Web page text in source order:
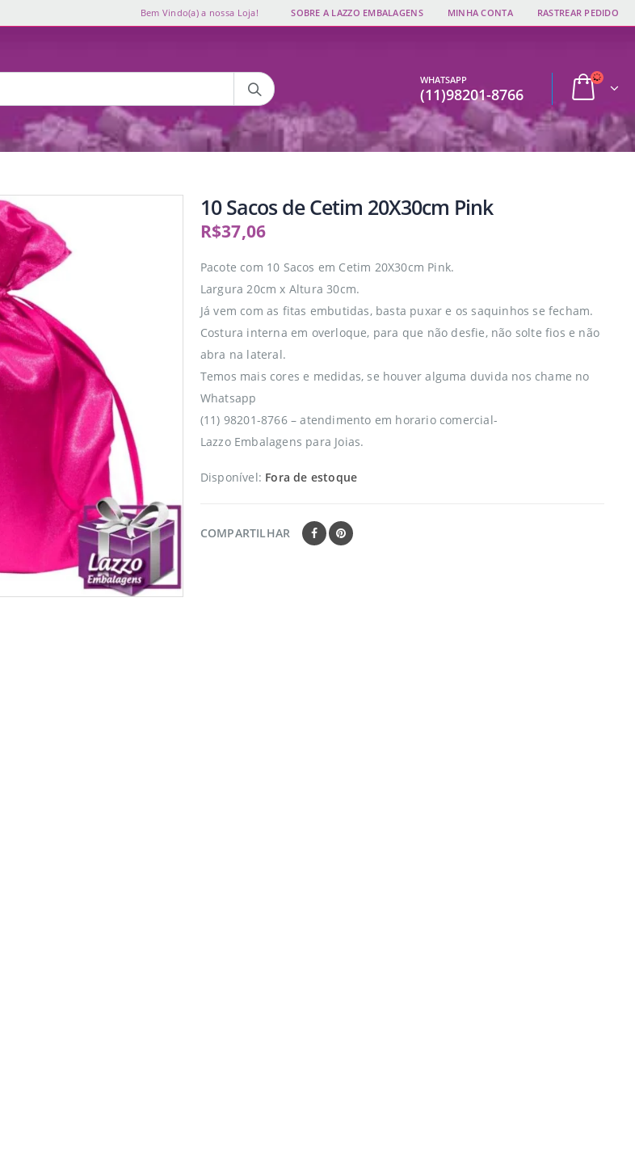
Bem Vindo(a) a nossa Loja! SOBRE A LAZZO EMBALAGENS MINHA CONTA RASTREAR PEDIDO
WHATSAPP
(11)98201-8766
10 Sacos de Cetim 20X30cm Pink
R$37,06
Pacote com 10 Sacos em Cetim 20X30cm Pink.
Largura 20cm x Altura 30cm.
Já vem com as fitas embutidas, basta puxar e os saquinhos se fecham.
Costura interna em overloque, para que não desfie, não solte fios e não
abra na lateral.
Temos mais cores e medidas, se houver alguma duvida nos chame no
Whatsapp
(11) 98201-8766 – atendimento em horario comercial-
Lazzo Embalagens para Joias.
Disponível: Fora de estoque
COMPARTILHAR